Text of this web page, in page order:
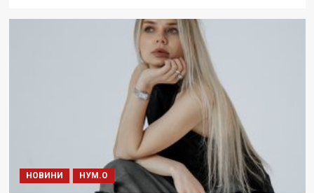
НОВИНИ НУМ.О